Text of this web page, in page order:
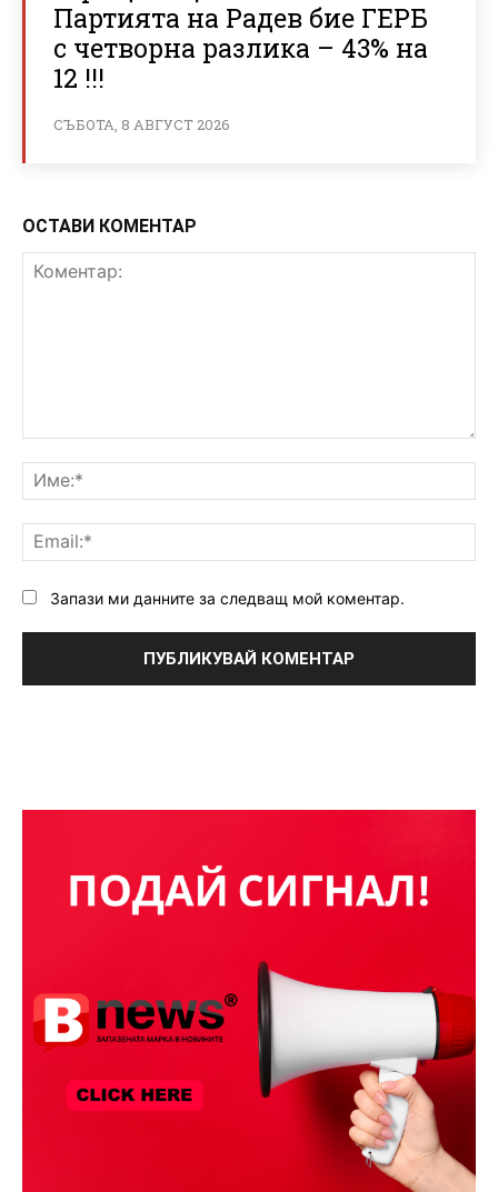
Партията на Радев бие ГЕРБ
с четворна разлика – 43% на
12 !!!
СЪБОТА, 8 АВГУСТ 2026
ОСТАВИ КОМЕНТАР
Запази ми данните за следващ мой коментар.